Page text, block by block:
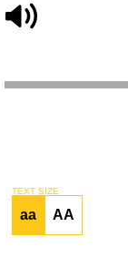
TEXT SIZE
aa AA